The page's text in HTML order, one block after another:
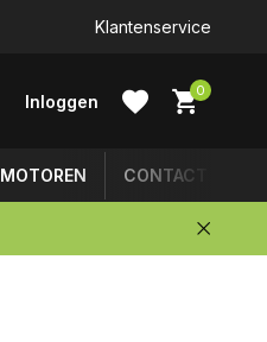
Klantenservice
Inloggen
0
MOTOREN CONTACT